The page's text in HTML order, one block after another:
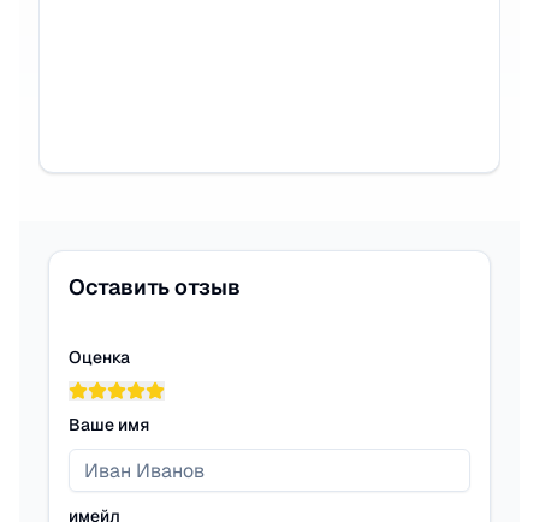
Оставить отзыв
Оценка
Ваше имя
имейл